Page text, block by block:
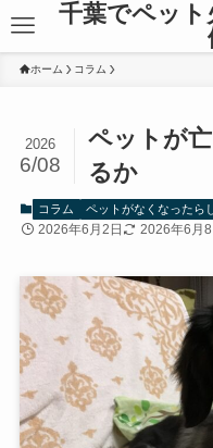
千葉でペッ
ホーム コラム
ペットが
るか
2026
6/08
コラム ペットがなくなったら
2026年6月2日 2026年6月8